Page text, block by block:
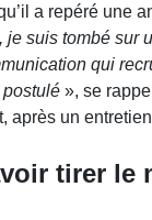
a repéré une
suis tombé sur
qui
postulé », se
après un
tirer le